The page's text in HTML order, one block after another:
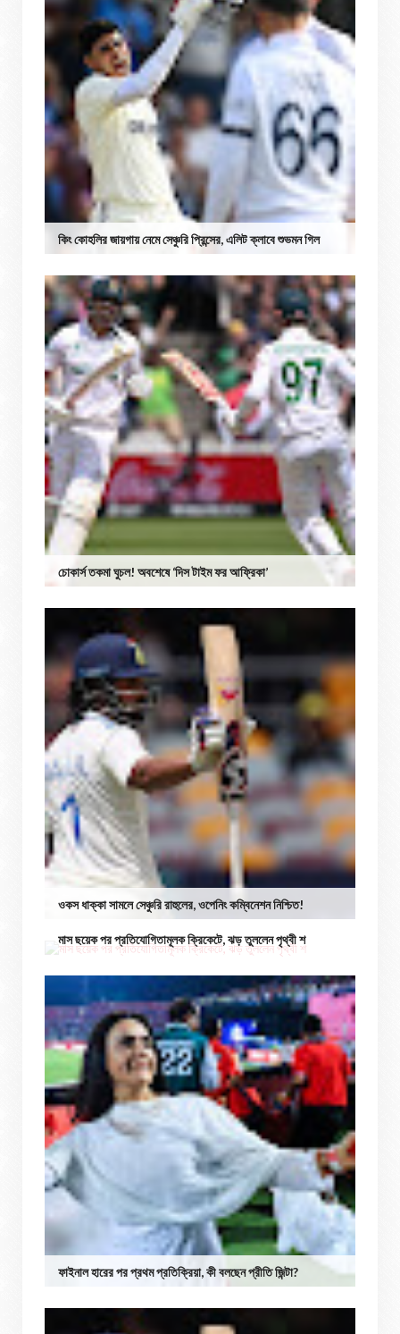
কিং কোহলির জায়গায় নেমে সেঞ্চুরি প্রিন্সের, এলিট ক্লাবে শুভমন গিল
চোকার্স তকমা ঘুচল! অবশেষে ‘দিস টাইম ফর আফ্রিকা’
ওকস ধাক্কা সামলে সেঞ্চুরি রাহুলের, ওপেনিং কম্বিনেশন নিশ্চিত!
মাস ছয়েক পর প্রতিযোগিতামূলক ক্রিকেটে, ঝড় তুললেন পৃথ্বী শ
ফাইনাল হারের পর প্রথম প্রতিক্রিয়া, কী বলছেন প্রীতি জিন্টা?